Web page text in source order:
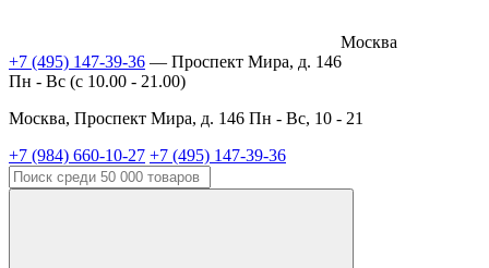
Москва
+7 (495) 147-39-36 — Проспект Мира, д. 146
Пн - Вс (c 10.00 - 21.00)
Москва, Проспект Мира, д. 146 Пн - Вс, 10 - 21
+7 (984) 660-10-27 +7 (495) 147-39-36